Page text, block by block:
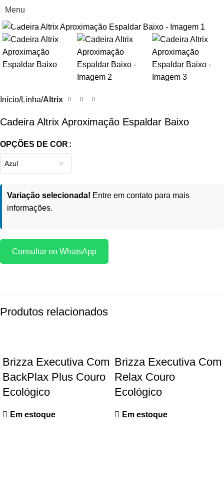
Menu
Início Linha Altrix
Cadeira Altrix Aproximação Espaldar Baixo
OPÇÕES DE COR
Variação selecionada! Entre em contato para mais
informações.
Consultar no WhatsApp
Produtos relacionados
Brizza Executiva Com
BackPlax Plus Couro
Ecológico
Em estoque
Brizza Executiva Com
Relax Couro
Ecológico
Em estoque